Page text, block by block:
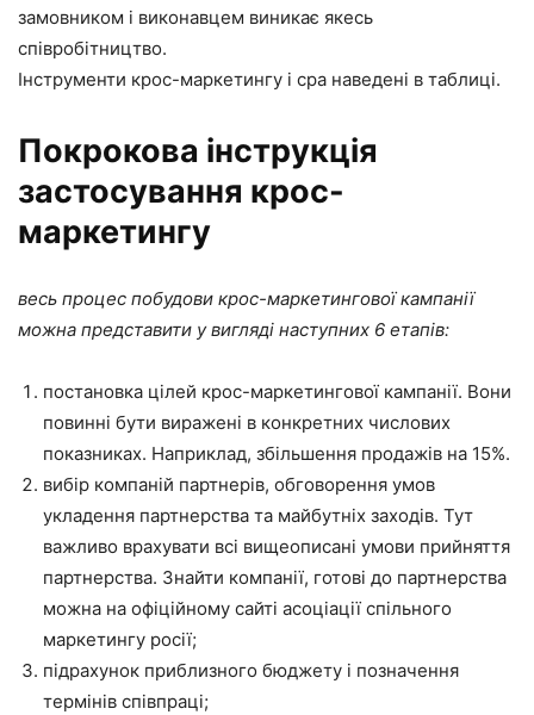
замовником і виконавцем виникає якесь
співробітництво.
Інструменти крос-маркетингу і сра наведені в таблиці.
Покрокова інструкція
застосування крос-
маркетингу
весь процес побудови крос-маркетингової кампанії
можна представити у вигляді наступних 6 етапів:
постановка цілей крос-маркетингової кампанії. Вони
повинні бути виражені в конкретних числових
показниках. Наприклад, збільшення продажів на 15%.
вибір компаній партнерів, обговорення умов
укладення партнерства та майбутніх заходів. Тут
важливо врахувати всі вищеописані умови прийняття
партнерства. Знайти компанії, готові до партнерства
можна на офіційному сайті асоціації спільного
маркетингу росії;
підрахунок приблизного бюджету і позначення
термінів співпраці;